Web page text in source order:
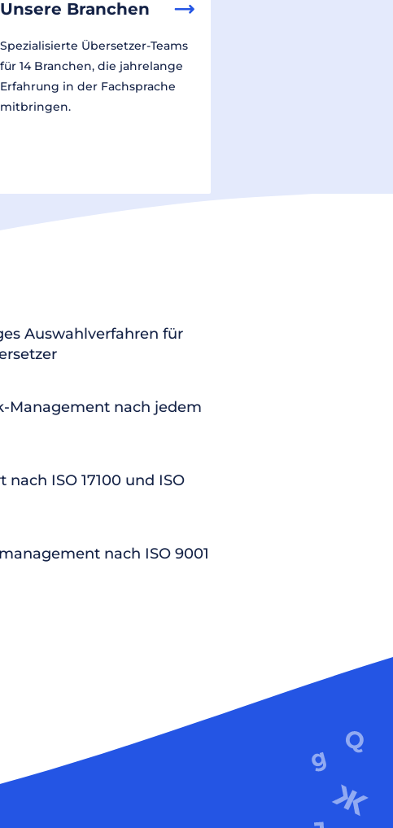
Unsere Branchen
Spezialisierte Übersetzer-Teams
für 14 Branchen, die jahrelange
Erfahrung in der Fachsprache
mitbringen.
Auswahlverfahren für
Management nach jedem
nach ISO 17100 und ISO
nach ISO 9001